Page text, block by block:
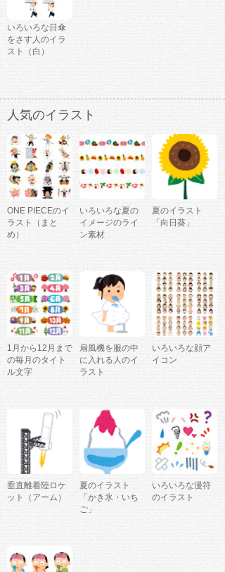
いろいろな日傘
をさす人のイラ
スト（白）
人気のイラスト
ONE PIECEのイ
ラスト（まと
め）
いろいろな夏の
イメージのライ
ン素材
夏のイラスト
「向日葵」
1月から12月まで
の毎月のタイト
ル文字
扇風機を服の中
に入れる人のイ
ラスト
いろいろな顔ア
イコン
垂直離着陸ロケ
ット（アーム）
夏のイラスト
「かき氷・いち
ご」
いろいろな漫符
のイラスト